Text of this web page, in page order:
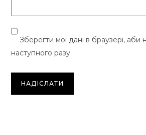
Зберегти мої дані в браузері, аби
наступного разу